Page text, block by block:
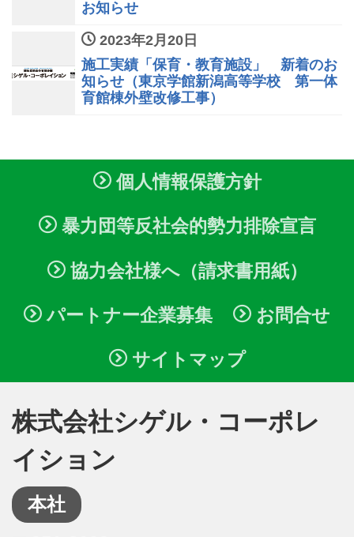
お知らせ
2023年2月20日
施工実績「保育・教育施設」 新着のお
知らせ（東京学館新潟高等学校 第一体
育館棟外壁改修工事）
個人情報保護方針
暴力団等反社会的勢力排除宣言
協力会社様へ（請求書用紙）
パートナー企業募集 お問合せ
サイトマップ
株式会社シゲル・コーポレ
イション
本社